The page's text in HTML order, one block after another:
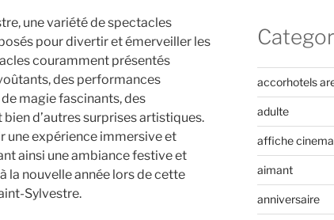
une variété de spectacles
pour divertir et émerveiller les
couramment présentés
des performances
magie fascinants, des
d’autres surprises artistiques.
une expérience immersive et
ainsi une ambiance festive et
la nouvelle année lors de cette
Sylvestre.
accorhotels
adulte
affiche cinema
aimant
anniversaire